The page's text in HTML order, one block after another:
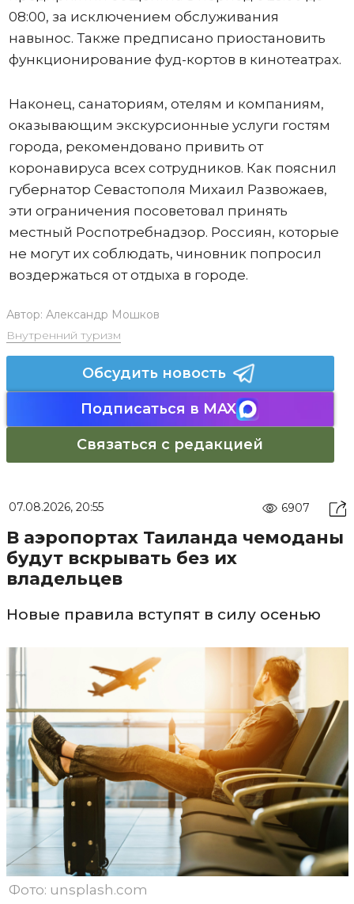
08:00, за исключением обслуживания
навынос. Также предписано приостановить
функционирование фуд-кортов в кинотеатрах.
Наконец, санаториям, отелям и компаниям,
оказывающим экскурсионные услуги гостям
города, рекомендовано привить от
коронавируса всех сотрудников. Как пояснил
губернатор Севастополя Михаил Развожаев,
эти ограничения посоветовал принять
местный Роспотребнадзор. Россиян, которые
не могут их соблюдать, чиновник попросил
воздержаться от отдыха в городе.
Автор: Александр Мошков
Внутренний туризм
Обсудить новость
Подписаться в MAX
Связаться с редакцией
07.08.2026, 20:55 6907
В аэропортах Таиланда чемоданы
будут вскрывать без их
владельцев
Новые правила вступят в силу осенью
Фото: unsplash.com